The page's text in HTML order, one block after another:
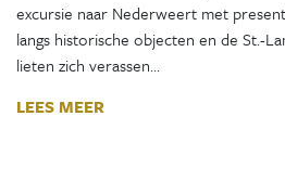
excursie naar Nederweert met
langs historische objecten en de St.-
lieten zich verassen…
LEES MEER